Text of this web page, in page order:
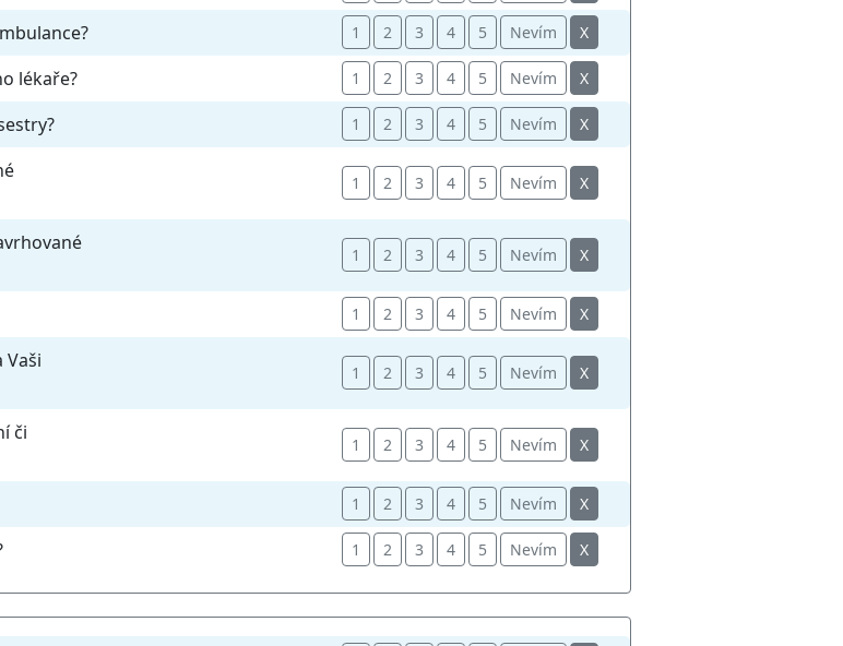
1 2 3 4 5 Nevím X
lékaře? 1 2 3 4 5 Nevím X
1 2 3 4 5 Nevím X
1 2 3 4 5 Nevím X
1 2 3 4 5 Nevím X
1 2 3 4 5 Nevím X
1 2 3 4 5 Nevím X
či
1 2 3 4 5 Nevím X
1 2 3 4 5 Nevím X
1 2 3 4 5 Nevím X